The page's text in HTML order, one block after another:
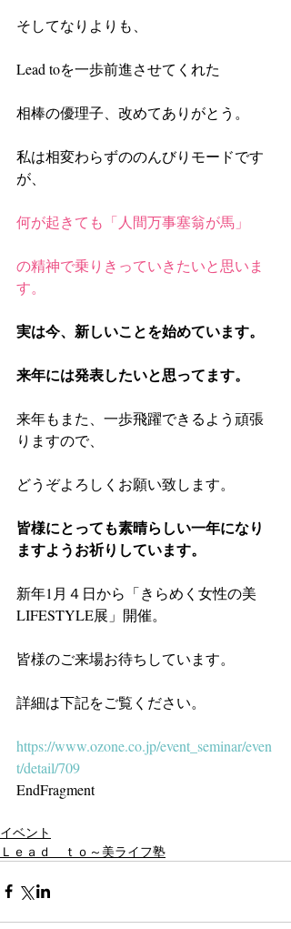
そしてなりよりも、
Lead toを一歩前進させてくれた
相棒の優理子、改めてありがとう。
私は相変わらずののんびりモードです
が、
何が起きても「人間万事塞翁が馬」
の精神で乗りきっていきたいと思いま
す。
実は今、新しいことを始めています。
来年には発表したいと思ってます。
来年もまた、一歩飛躍できるよう頑張
りますので、
どうぞよろしくお願い致します。
皆様にとっても素晴らしい一年になり
ますようお祈りしています。
新年1月４日から「きらめく女性の美
LIFESTYLE展」開催。
皆様のご来場お待ちしています。
詳細は下記をご覧ください。
https://www.ozone.co.jp/event_seminar/even
t/detail/709
EndFragment
イベント
Ｌｅａｄ ｔｏ～美ライフ塾